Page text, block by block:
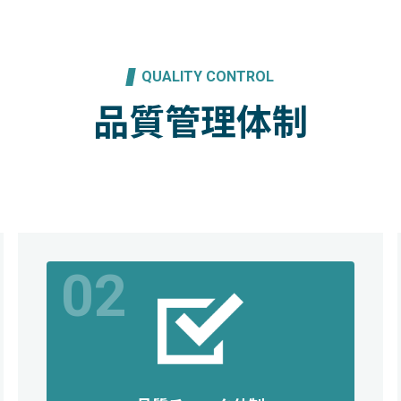
QUALITY CONTROL
品質管理体制
02